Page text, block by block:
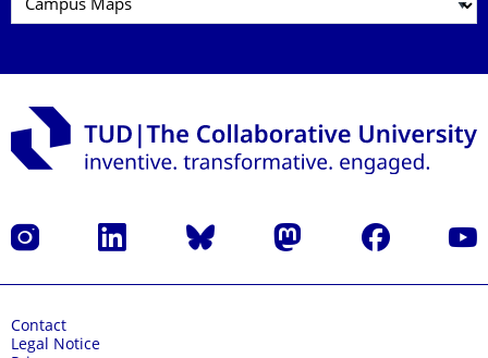
Instagram LinkedIn Bluesky Mastodon Facebook
Contact
Legal Notice